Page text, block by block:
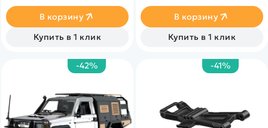
имеет реалистичный
дизайн, благодаря которому
ничем не отличается от
настоящего.
В корзину
Купить в 1 клик
регулятором скорости и
аппаратурой управления
2.4GHZ .
В корзину
Купить в 1 клик
-42% -41%